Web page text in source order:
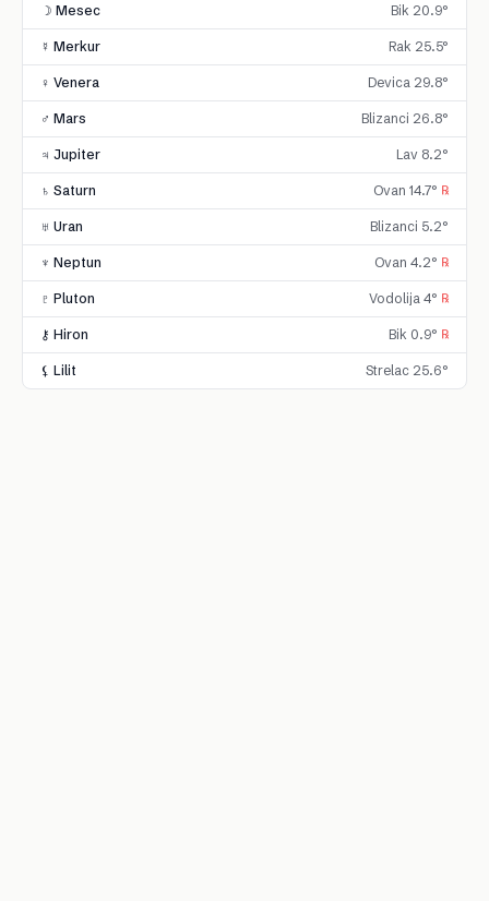
☽ Mesec Bik 20.9°
☿ Merkur Rak 25.5°
♀ Venera Devica 29.8°
♂ Mars Blizanci 26.8°
♃ Jupiter Lav 8.2°
♄ Saturn Ovan 14.7° ℞
♅ Uran Blizanci 5.2°
♆ Neptun Ovan 4.2° ℞
♇ Pluton Vodolija 4° ℞
⚷ Hiron Bik 0.9° ℞
⚸ Lilit Strelac 25.6°